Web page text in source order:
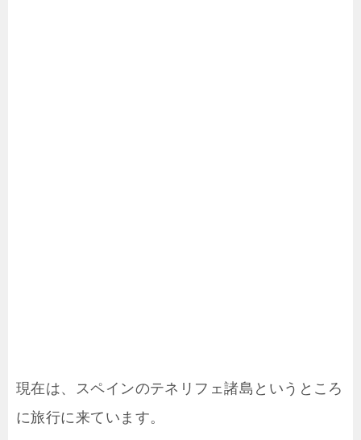
現在は、スペインのテネリフェ諸島というところ
に旅行に来ています。